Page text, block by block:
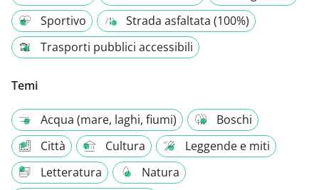
Sportivo
Strada asfaltata (100%)
Trasporti pubblici accessibili
Temi
Acqua (mare, laghi, fiumi)
Boschi
Città
Cultura
Leggende e miti
Letteratura
Natura